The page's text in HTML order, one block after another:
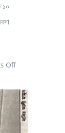
১০
Offon
ইউনুস-
বিশ্ব